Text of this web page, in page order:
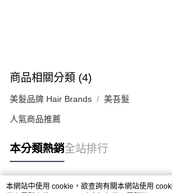
商品相關分類 (4)
美髮品牌 Hair Brands 美吾髮
人氣商品推薦
本分類熱銷全站排行
本網站中使用 cookie，欲查詢有關本網站使用